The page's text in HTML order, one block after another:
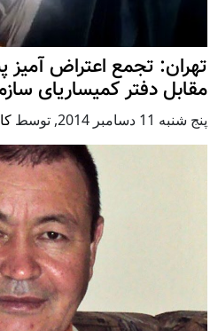
تهران: تجمع اعتراض آمیز
مقابل دفتر کمیساریای
پنج شنبه 11 دسامبر 2014 , توسط